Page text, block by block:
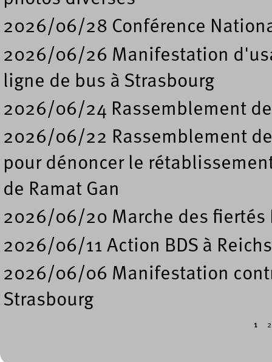
2026/06/28 Conférence
2026/06/26 Manifestation
ligne de bus à Strasbourg
2026/06/24 Rassemblement
2026/06/22 Rassemblement
pour dénoncer le
de Ramat Gan
2026/06/20 Marche des fiertés
2026/06/11 Action BDS à
2026/06/06 Manifestation
Strasbourg
1 2